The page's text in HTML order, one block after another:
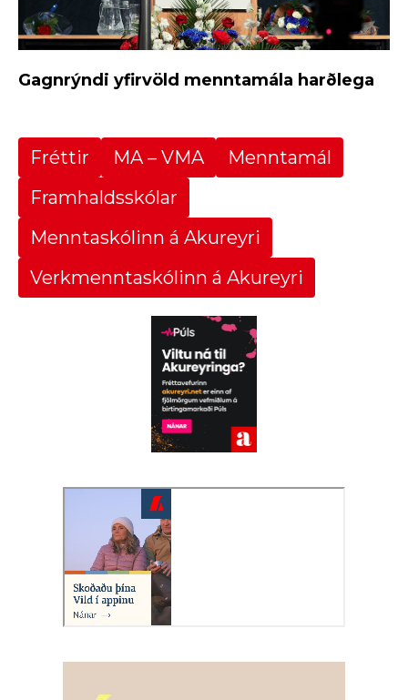
Gagnrýndi yfirvöld menntamála harðlega
Fréttir MA – VMA
Menntamál
Framhaldsskólar
Menntaskólinn á Akureyri
Verkmenntaskólinn á Akureyri